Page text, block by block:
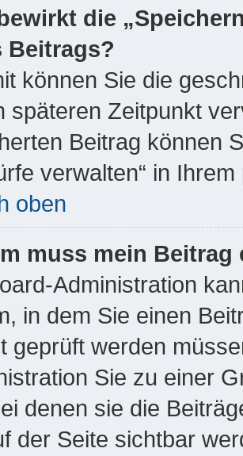
die
Beitrags?
können Sie die
späteren Zeitpunkt
Beitrag können
verwalten“ in
oben
muss mein
Administration
in dem Sie einen
geprüft werden
Sie zu einer
denen sie die
der Seite sichtbar